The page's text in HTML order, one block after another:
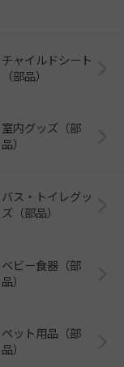
チャイルドシート
（部品）
室内グッズ（部
品）
バス・トイレグッ
ズ（部品）
ベビー食器（部
品）
ペット用品（部
品）